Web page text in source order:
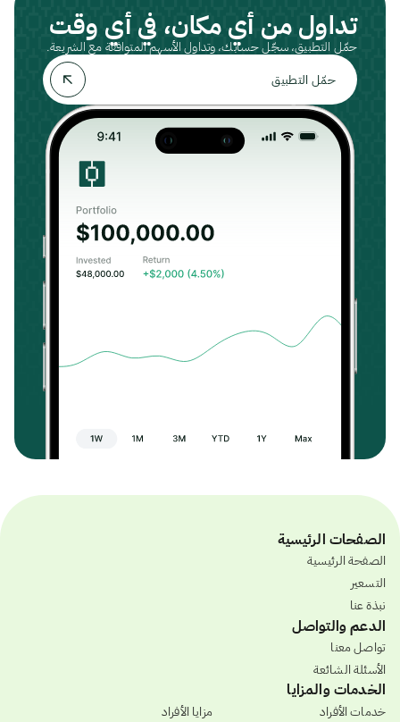
تداول من أي مكان، في أي وقت
حمّل التطبيق، سجّل حسابك، وتداول الأسهم المتوافقة مع الشريعة.
حمّل التطبيق
الصفحات الرئيسية
الصفحة الرئيسية
التسعير
نبذة عنا
الدعم والتواصل
تواصل معنا
الأسئلة الشائعة
الخدمات والمزايا
خدمات الأفراد
مزايا الأفراد